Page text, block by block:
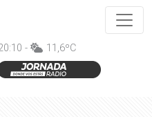
- 11,6ºC